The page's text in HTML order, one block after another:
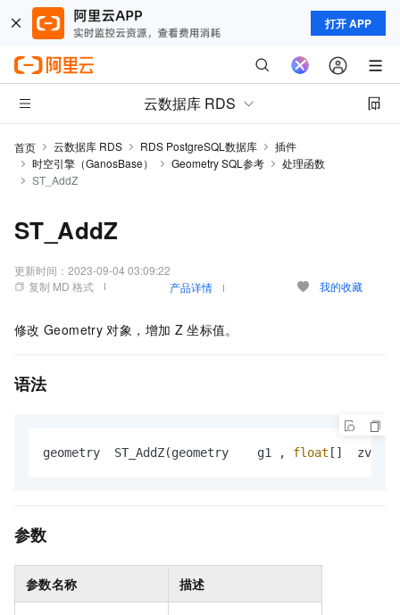
打开 APP
云数据库 RDS
首页 云数据库 RDS RDS PostgreSQL数据库
插件
时空引擎（GanosBase）
Geometry SQL参考
处理函数
ST_AddZ
ST_AddZ
更新时间： 2023-09-04 03:09:22
复制 MD 格式
产品详情 我的收藏
修改 Geometry 对象，增加 Z 坐标值。
语法
geometry  ST_AddZ(geometry    g1 , float []
参数
参数名称 描述